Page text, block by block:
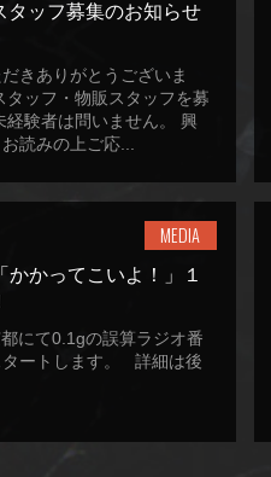
ッフ募集のお知らせ
きありがとうございま
ッフ・物販スタッフを募
験者は問いません。 興
読みの上ご応...
MEDIA
かってこいよ！」１
にて0.1gの誤算ラジオ番
ートします。 詳細は後